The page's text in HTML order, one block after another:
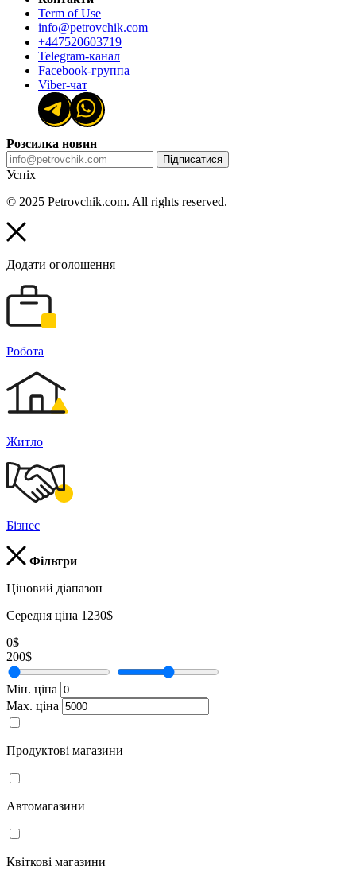
Term of Use
info@petrovchik.com
+447520603719
Telegram-канал
Facebook-группа
Viber-чат
Розсилка новин
Підписатися
Успіх
© 2025 Petrovchik.com. All rights reserved.
Додати оголошення
Робота
Житло
Бізнес
Фільтри
Ціновий діапазон
Середня ціна 1230$
0$
200$
Мін. ціна
Мах. ціна
Продуктові магазини
Автомагазини
Квіткові магазини